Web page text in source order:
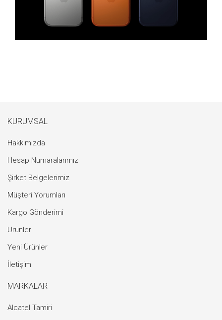
KURUMSAL
Hakkımızda
Hesap Numaralarımız
Şirket Belgelerimiz
Müşteri Yorumları
Kargo Gönderimi
Ürünler
Yeni Ürünler
İletişim
MARKALAR
Alcatel Tamiri